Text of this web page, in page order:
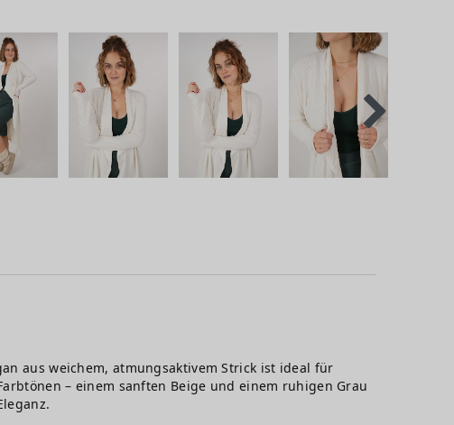
aus weichem, atmungsaktivem Strick ist ideal für
– einem sanften Beige und einem ruhigen Grau